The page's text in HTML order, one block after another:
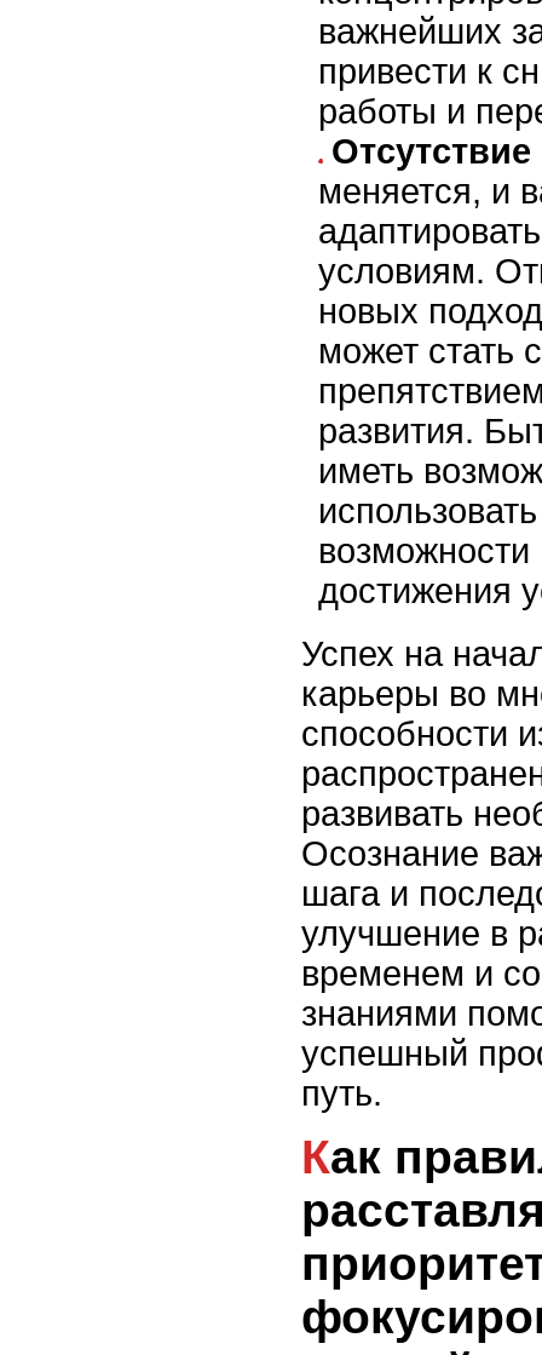
важнейших
привести к
работы и
Отсутствие
меняется, и
условиям.
новых
может стать
развития.
иметь
достижения
Успех на
карьеры во
способности
развивать
Осознание
шага и
улучшение в
временем и
знаниями
успешный
путь.
Как правильно